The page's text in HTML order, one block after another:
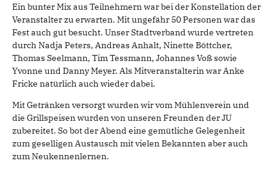
Ein bunter Mix aus Teilnehmern war bei der Konstellation der
Veranstalter zu erwarten. Mit ungefähr 50 Personen war das
Fest auch gut besucht. Unser Stadtverband wurde vertreten
durch Nadja Peters, Andreas Anhalt, Ninette Böttcher,
Thomas Seelmann, Tim Tessmann, Johannes Voß sowie
Yvonne und Danny Meyer. Als Mitveranstalterin war Anke
Fricke natürlich auch wieder dabei.
Mit Getränken versorgt wurden wir vom Mühlenverein und
die Grillspeisen wurden von unseren Freunden der JU
zubereitet. So bot der Abend eine gemütliche Gelegenheit
zum geselligen Austausch mit vielen Bekannten aber auch
zum Neukennenlernen.